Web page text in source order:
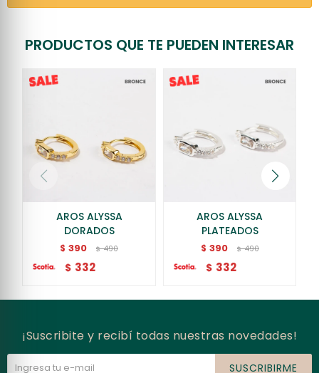
PRODUCTOS QUE TE PUEDEN INTERESAR
AROS ALYSSA
DORADOS
$ 390 $ 490
$ 332
AROS ALYSSA
PLATEADOS
$ 390 $ 490
$ 332
¡Suscribite y recibí todas nuestras novedades!
SUSCRIBIRME